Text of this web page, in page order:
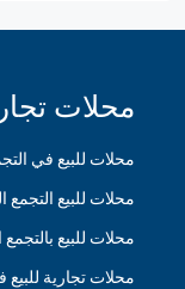
محلات
محلات للبيع في
محلات للبيع
محلات للبيع
محلات تجارية